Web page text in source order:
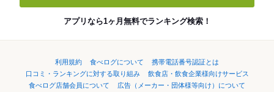
アプリなら1ヶ月無料でランキング検索！
利用規約 食べログについて
携帯電話番号認証とは
口コミ・ランキングに対する取り組み
飲食店・飲食企業様向けサービス
食べログ店舗会員について
広告（メーカー・団体様等向け）について